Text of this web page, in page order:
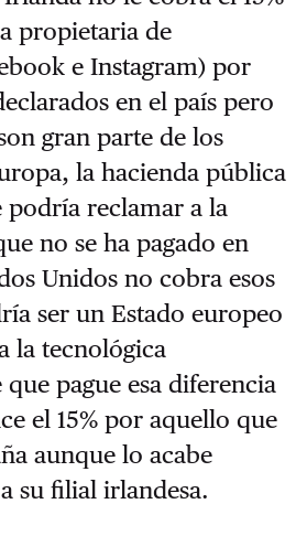
propietaria de
e Instagram) por
en el país pero
gran parte de los
la hacienda pública
podría reclamar a la
no se ha pagado en
Unidos no cobra esos
ser un Estado europeo
la tecnológica
pague esa diferencia
el 15% por aquello que
aunque lo acabe
su filial irlandesa.